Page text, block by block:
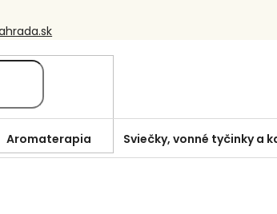
Aromaterapia Sviečky, vonné tyčinky a